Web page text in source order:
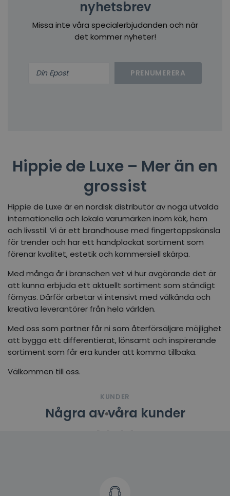
nyhetsbrev
Missa inte våra specialerbjudanden och när
det kommer nyheter!
PRENUMERERA
Hippie de Luxe – Mer än en
grossist
Hippie de Luxe är en nordisk distributör av noga utvalda
internationella och lokala varumärken inom kök, hem
och livsstil. Vi är ett brandhouse med fingertoppskänsla
för trender och har ett handplockat sortiment som
förenar kvalitet, estetik och kommersiell skärpa.
Med många år i branschen vet vi hur avgörande det är
att kunna erbjuda ett aktuellt sortiment som ständigt
förnyas. Därför arbetar vi intensivt med välkända och
kreativa leverantörer från hela världen.
Med oss som partner får ni som återförsäljare möjlighet
att bygga ett differentierat, lönsamt och inspirerande
sortiment som får era kunder att komma tillbaka.
Välkommen till oss.
KUNDER
Några av våra kunder